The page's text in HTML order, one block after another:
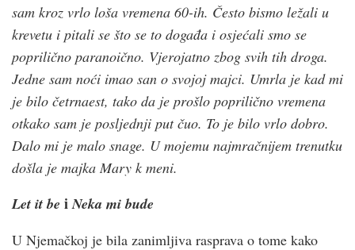
sam kroz vrlo loša vremena 60-ih. Često bismo ležali u
krevetu i pitali se što se to događa i osjećali smo se
poprilično paranoično. Vjerojatno zbog svih tih droga.
Jedne sam noći imao san o svojoj majci. Umrla je kad mi
je bilo četrnaest, tako da je prošlo poprilično vremena
otkako sam je posljednji put čuo. To je bilo vrlo dobro.
Dalo mi je malo snage. U mojemu najmračnijem trenutku
došla je majka Mary k meni.
Let it be iNeka mi bude
U Njemačkoj je bila zanimljiva rasprava o tome kako